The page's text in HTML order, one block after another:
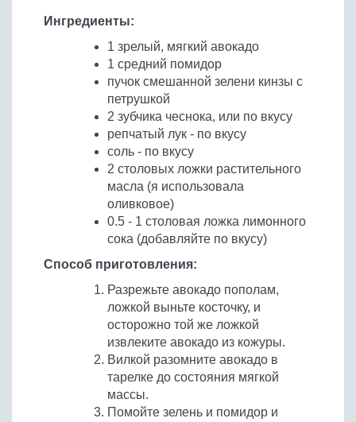
Ингредиенты:
1 зрелый, мягкий авокадо
1 средний помидор
пучок смешанной зелени кинзы с
петрушкой
2 зубчика чеснока, или по вкусу
репчатый лук - по вкусу
соль - по вкусу
2 столовых ложки растительного
масла (я использовала
оливковое)
0.5 - 1 столовая ложка лимонного
сока (добавляйте по вкусу)
Способ приготовления:
Разрежьте авокадо пополам,
ложкой выньте косточку, и
осторожно той же ложкой
извлеките авокадо из кожуры.
Вилкой разомните авокадо в
тарелке до состояния мягкой
массы.
Помойте зелень и помидор и